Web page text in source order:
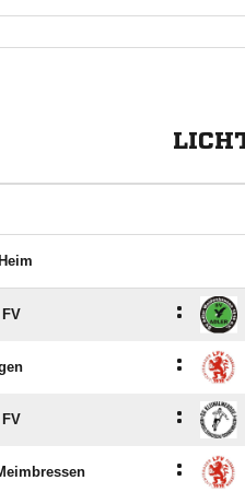
Heim
:
:
:
: